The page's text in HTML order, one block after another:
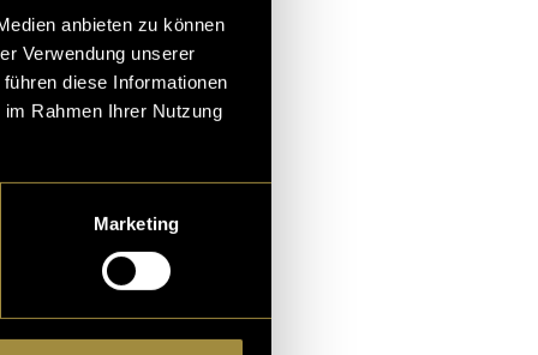
anbieten zu können
Verwendung unserer
diese Informationen
Rahmen Ihrer Nutzung
Marketing
nutzte ich